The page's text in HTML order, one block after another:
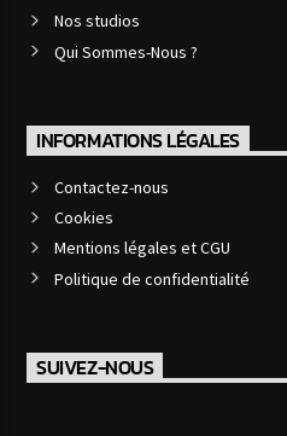
Nos studios
Qui Sommes-Nous ?
INFORMATIONS LÉGALES
Contactez-nous
Cookies
Mentions légales et CGU
Politique de confidentialité
SUIVEZ-NOUS